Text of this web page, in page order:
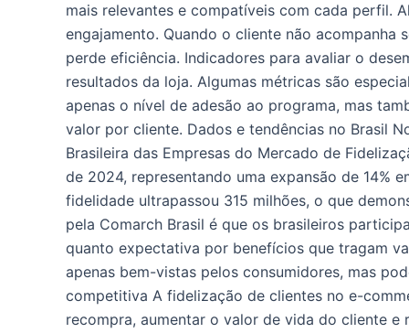
mais relevantes e compatíveis com cada perfil.
engajamento. Quando o cliente não
perde eficiência. Indicadores para avaliar o
resultados da loja. Algumas métricas são
apenas o nível de adesão ao programa, mas
valor por cliente. Dados e tendências no Brasil
Brasileira das Empresas do Mercado de
de 2024, representando uma expansão de 14%
fidelidade ultrapassou 315 milhões, o que
pela Comarch Brasil é que os brasileiros
quanto expectativa por benefícios que tragam
apenas bem-vistas pelos consumidores, mas
competitiva A fidelização de clientes no e-
recompra, aumentar o valor de vida do cliente